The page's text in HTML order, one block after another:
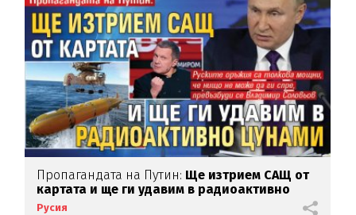
Пропагандата на Путин: Ще изтрием САЩ от
картата и ще ги удавим в радиоактивно
цунами
Русия